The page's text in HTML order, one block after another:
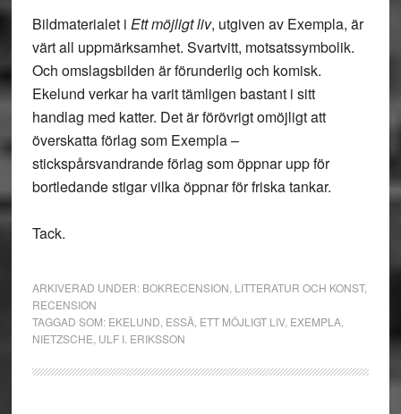
Bildmaterialet i Ett möjligt liv, utgiven av Exempla, är
värt all uppmärksamhet. Svartvitt, motsatssymbolik.
Och omslagsbilden är förunderlig och komisk.
Ekelund verkar ha varit tämligen bastant i sitt
handlag med katter. Det är förövrigt omöjligt att
överskatta förlag som Exempla –
stickspårsvandrande förlag som öppnar upp för
bortledande stigar vilka öppnar för friska tankar.
Tack.
ARKIVERAD UNDER: BOKRECENSION LITTERATUR OCH KONST,
RECENSION
TAGGAD SOM: EKELUND ESSÄ, ETT MÖJLIGT LIV, EXEMPLA,
NIETZSCHE ULF I. ERIKSSON